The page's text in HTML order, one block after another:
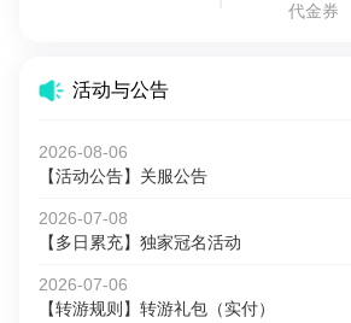
代金券
活动与公告
2026-08-06
【活动公告】关服公告
2026-07-08
【多日累充】独家冠名活动
2026-07-06
【转游规则】转游礼包（实付）